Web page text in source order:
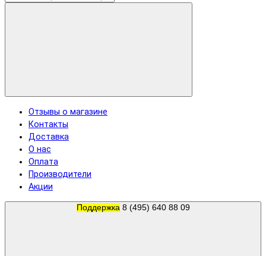
Отзывы о магазине
Контакты
Доставка
О нас
Оплата
Производители
Акции
Поддержка 8 (495) 640 88 09